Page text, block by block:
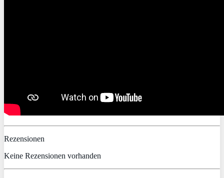
Rezensionen
Keine Rezensionen vorhanden